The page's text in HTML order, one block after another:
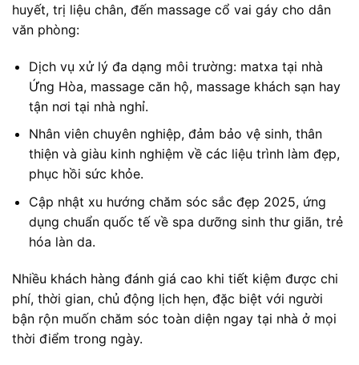
huyết, trị liệu chân, đến massage cổ vai gáy cho dân
văn phòng:
Dịch vụ xử lý đa dạng môi trường: matxa tại nhà
Ứng Hòa, massage căn hộ, massage khách sạn hay
tận nơi tại nhà nghỉ.
Nhân viên chuyên nghiệp, đảm bảo vệ sinh, thân
thiện và giàu kinh nghiệm về các liệu trình làm đẹp,
phục hồi sức khỏe.
Cập nhật xu hướng chăm sóc sắc đẹp 2025, ứng
dụng chuẩn quốc tế về spa dưỡng sinh thư giãn, trẻ
hóa làn da.
Nhiều khách hàng đánh giá cao khi tiết kiệm được chi
phí, thời gian, chủ động lịch hẹn, đặc biệt với người
bận rộn muốn chăm sóc toàn diện ngay tại nhà ở mọi
thời điểm trong ngày.